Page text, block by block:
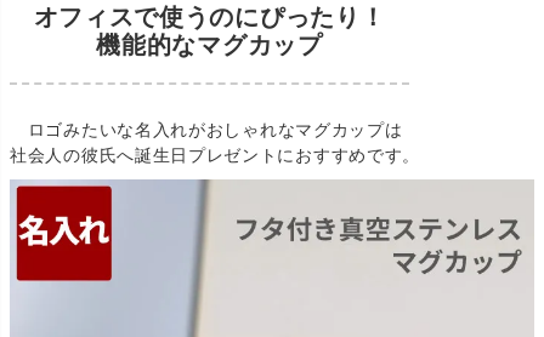
オフィスで使うのにぴったり！
機能的なマグカップ
ロゴみたいな名入れがおしゃれなマグカップは
社会人の彼氏へ誕生日プレゼントにおすすめです。